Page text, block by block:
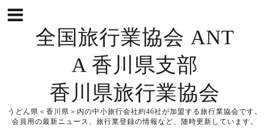
全国旅行業協会 ANT
A 香川県支部
香川県旅行業協会
うどん県＜香川県＞内の中小旅行会社約46社が加盟する旅行業協会です。
会員用の最新ニュース、旅行業登録の情報など、随時更新しています。